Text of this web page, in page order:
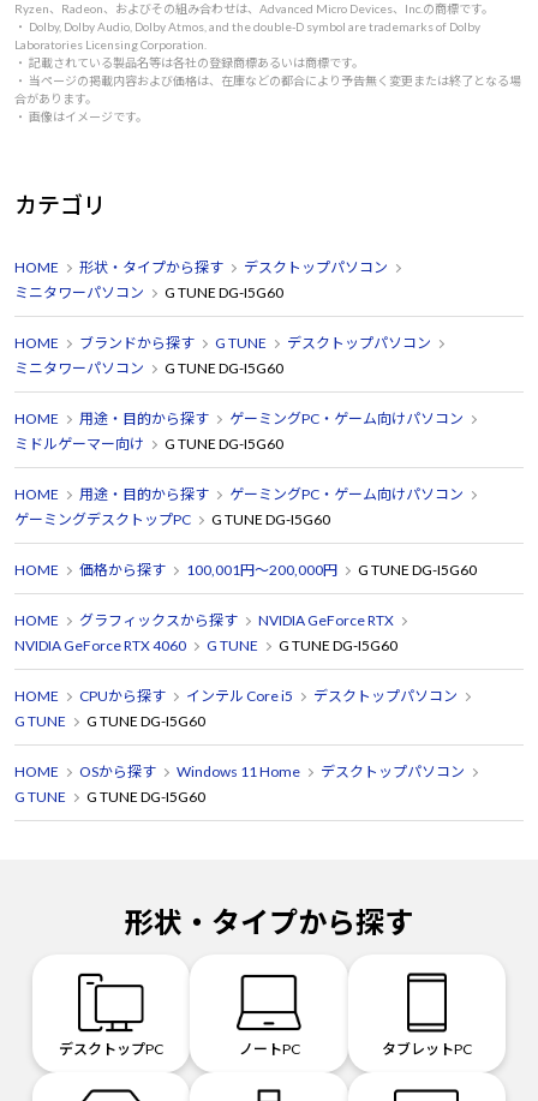
Ryzen、Radeon、およびその組み合わせは、Advanced Micro Devices、Inc.の商標です。
・ Dolby, Dolby Audio, Dolby Atmos, and the double-D symbol are trademarks of Dolby
Laboratories Licensing Corporation.
・ 記載されている製品名等は各社の登録商標あるいは商標です。
・ 当ページの掲載内容および価格は、在庫などの都合により予告無く変更または終了となる場
合があります。
・ 画像はイメージです。
カテゴリ
HOME 形状・タイプから探す
デスクトップパソコン
ミニタワーパソコン
G TUNE DG-I5G60
HOME ブランドから探す G TUNE
デスクトップパソコン
ミニタワーパソコン
G TUNE DG-I5G60
HOME 用途・目的から探す
ゲーミングPC・ゲーム向けパソコン
ミドルゲーマー向け
G TUNE DG-I5G60
HOME 用途・目的から探す
ゲーミングPC・ゲーム向けパソコン
ゲーミングデスクトップPC
G TUNE DG-I5G60
HOME 価格から探す 100,001円～200,000円 G TUNE DG-I5G60
HOME グラフィックスから探す
NVIDIA GeForce RTX
NVIDIA GeForce RTX 4060
G TUNE G TUNE DG-I5G60
HOME CPUから探す インテル Core i5
デスクトップパソコン
G TUNE
G TUNE DG-I5G60
HOME OSから探す Windows 11 Home
デスクトップパソコン
G TUNE
G TUNE DG-I5G60
形状・タイプから探す
デスクトップPC ノートPC タブレットPC